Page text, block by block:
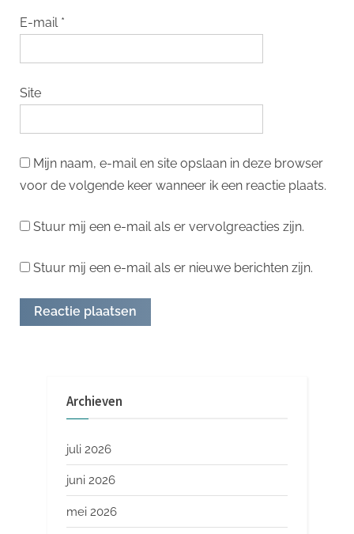
E-mail *
Site
Mijn naam, e-mail en site opslaan in deze browser
voor de volgende keer wanneer ik een reactie plaats.
Stuur mij een e-mail als er vervolgreacties zijn.
Stuur mij een e-mail als er nieuwe berichten zijn.
Archieven
juli 2026
juni 2026
mei 2026